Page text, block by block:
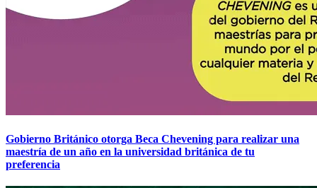
Gobierno Británico otorga Beca Chevening para realizar una
maestría de un año en la universidad británica de tu
preferencia